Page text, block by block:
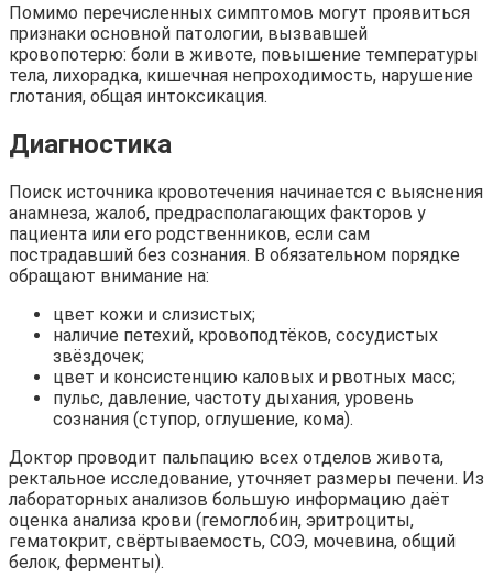
Помимо перечисленных симптомов могут проявиться
признаки основной патологии, вызвавшей
кровопотерю: боли в животе, повышение температуры
тела, лихорадка, кишечная непроходимость, нарушение
глотания, общая интоксикация.
Диагностика
Поиск источника кровотечения начинается с выяснения
анамнеза, жалоб, предрасполагающих факторов у
пациента или его родственников, если сам
пострадавший без сознания. В обязательном порядке
обращают внимание на:
цвет кожи и слизистых;
наличие петехий, кровоподтёков, сосудистых
звёздочек;
цвет и консистенцию каловых и рвотных масс;
пульс, давление, частоту дыхания, уровень
сознания (ступор, оглушение, кома).
Доктор проводит пальпацию всех отделов живота,
ректальное исследование, уточняет размеры печени. Из
лабораторных анализов большую информацию даёт
оценка анализа крови (гемоглобин, эритроциты,
гематокрит, свёртываемость, СОЭ, мочевина, общий
белок, ферменты).